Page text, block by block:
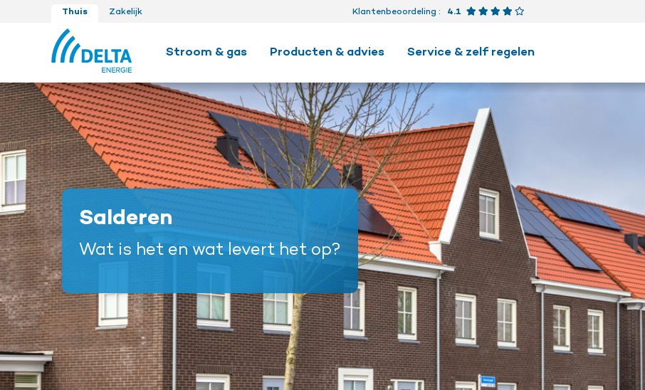
Thuis Zakelijk Klantenbeoordeling : 4.1 Beoordeling 4.1 van 5 sterren
Stroom & gas Producten & advies Service & zelf regelen
Salderen
Wat is het en wat levert het op?